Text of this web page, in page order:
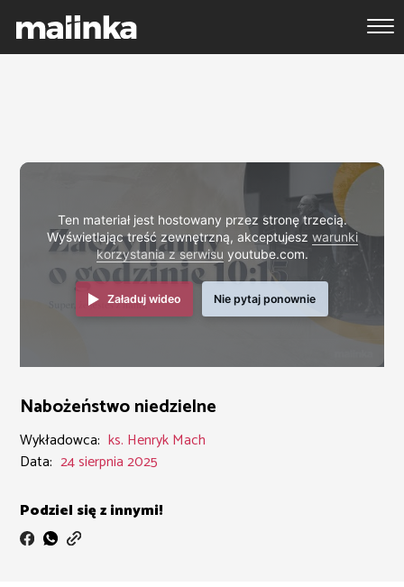
Ten materiał jest hostowany przez stronę trzecią.
Wyświetlając treść zewnętrzną, akceptujesz warunki
korzystania z serwisu youtube.com.
Załaduj wideo Nie pytaj ponownie
Nabożeństwo niedzielne
Wykładowca: ks. Henryk Mach
Data: 24 sierpnia 2025
Podziel się z innymi!